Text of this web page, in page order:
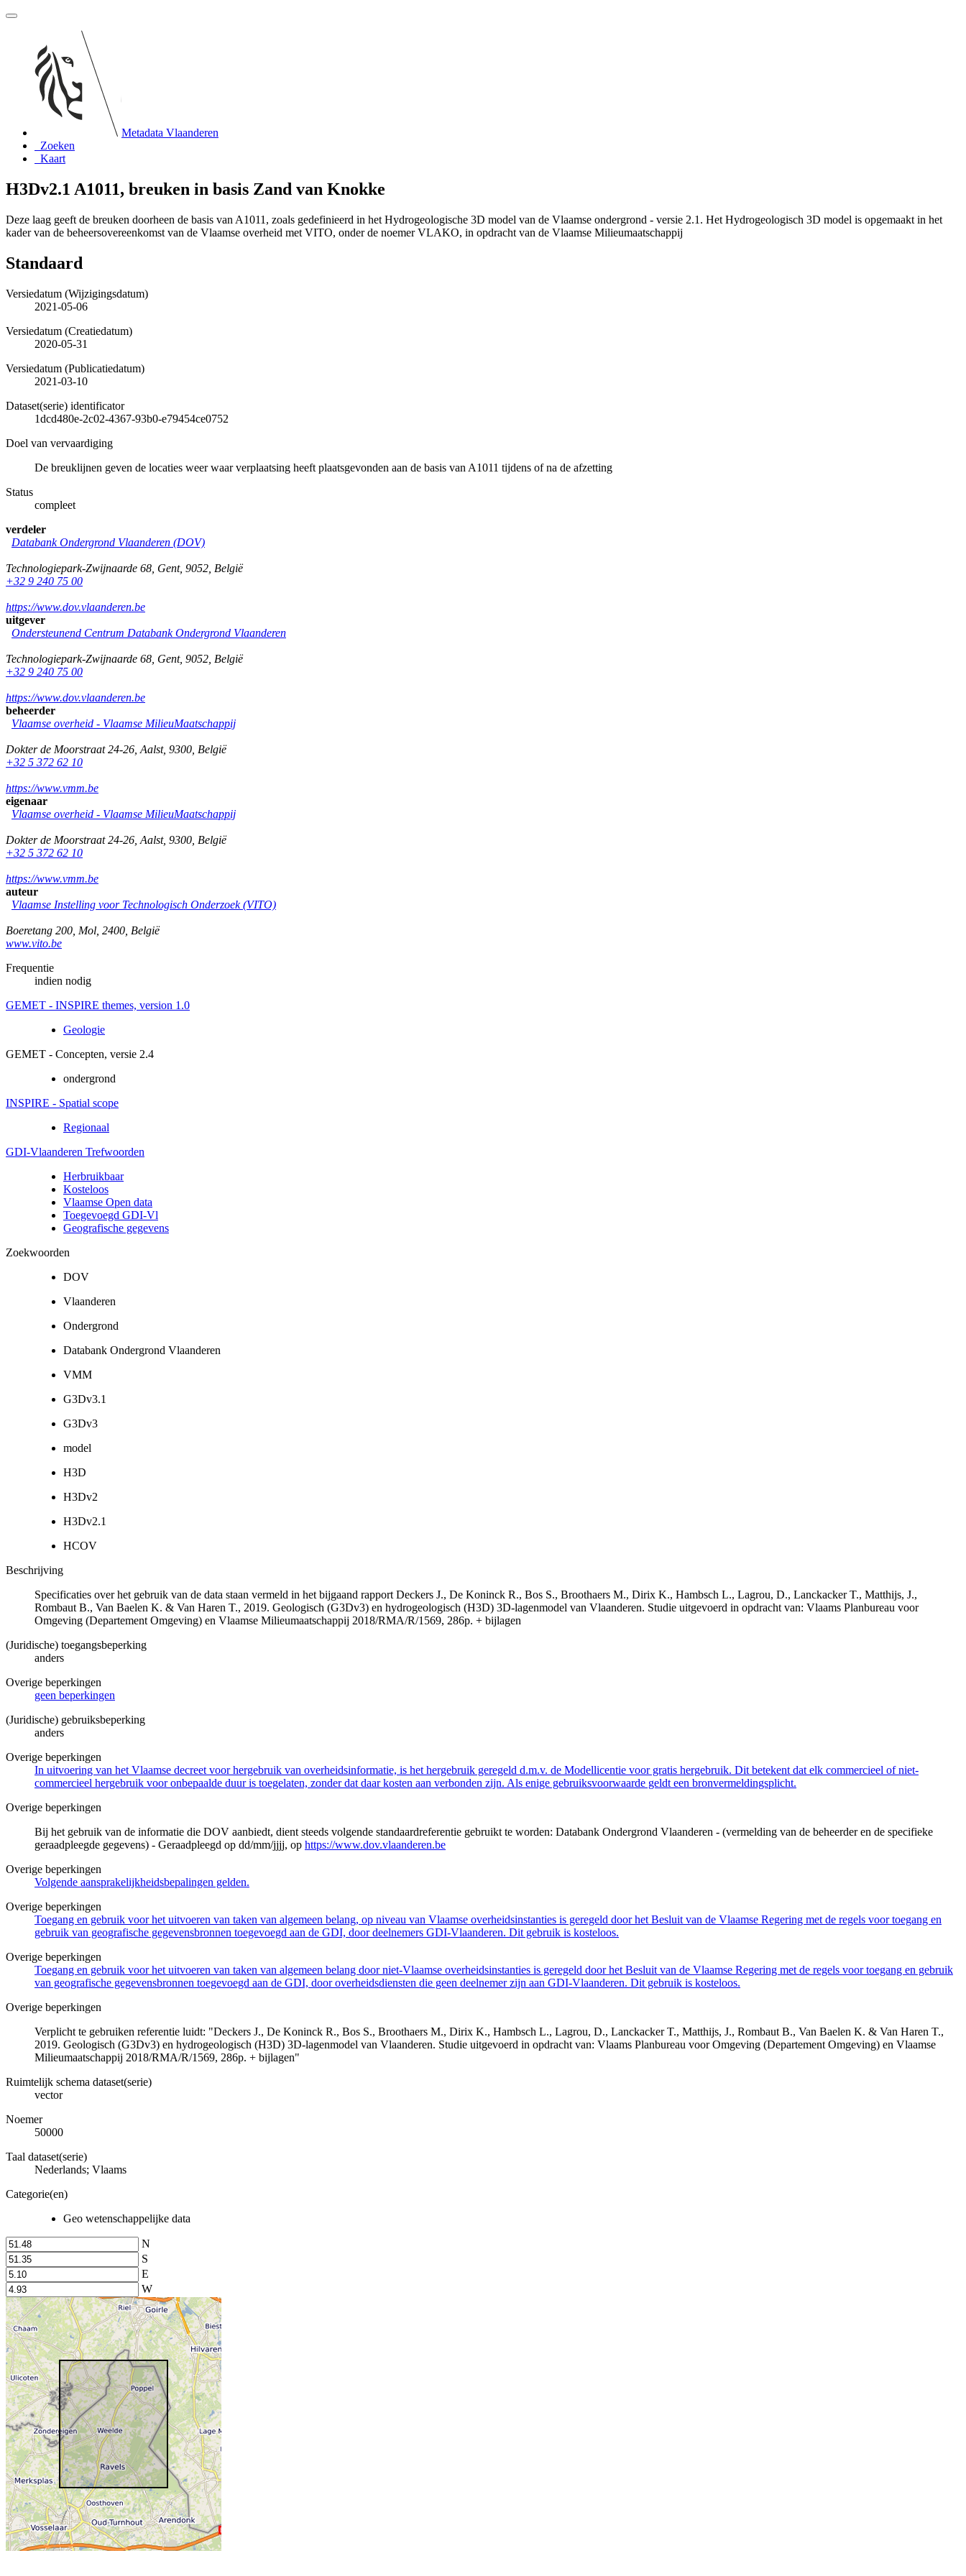
Metadata Vlaanderen
Zoeken
Kaart
H3Dv2.1 A1011, breuken in basis Zand van Knokke
Deze laag geeft de breuken doorheen de basis van A1011, zoals gedefinieerd in het Hydrogeologische 3D model van de Vlaamse ondergrond - versie 2.1. Het Hydrogeologisch 3D model is opgemaakt in het
kader van de beheersovereenkomst van de Vlaamse overheid met VITO, onder de noemer VLAKO, in opdracht van de Vlaamse Milieumaatschappij
Standaard
Versiedatum (Wijzigingsdatum)
2021-05-06
Versiedatum (Creatiedatum)
2020-05-31
Versiedatum (Publicatiedatum)
2021-03-10
Dataset(serie) identificator
1dcd480e-2c02-4367-93b0-e79454ce0752
Doel van vervaardiging
De breuklijnen geven de locaties weer waar verplaatsing heeft plaatsgevonden aan de basis van A1011 tijdens of na de afzetting
Status
compleet
verdeler
Databank Ondergrond Vlaanderen (DOV)
Technologiepark-Zwijnaarde 68 Gent, 9052 België
+32 9 240 75 00
https://www.dov.vlaanderen.be
uitgever
Ondersteunend Centrum Databank Ondergrond Vlaanderen
Technologiepark-Zwijnaarde 68 Gent, 9052 België
+32 9 240 75 00
https://www.dov.vlaanderen.be
beheerder
Vlaamse overheid - Vlaamse MilieuMaatschappij
Dokter de Moorstraat 24-26 Aalst, 9300 België
+32 5 372 62 10
https://www.vmm.be
eigenaar
Vlaamse overheid - Vlaamse MilieuMaatschappij
Dokter de Moorstraat 24-26 Aalst, 9300 België
+32 5 372 62 10
https://www.vmm.be
auteur
Vlaamse Instelling voor Technologisch Onderzoek (VITO)
Boeretang 200 Mol 2400 België
www.vito.be
Frequentie
indien nodig
GEMET - INSPIRE themes, version 1.0
Geologie
GEMET - Concepten, versie 2.4
ondergrond
INSPIRE - Spatial scope
Regionaal
GDI-Vlaanderen Trefwoorden
Herbruikbaar
Kosteloos
Vlaamse Open data
Toegevoegd GDI-Vl
Geografische gegevens
Zoekwoorden
DOV
Vlaanderen
Ondergrond
Databank Ondergrond Vlaanderen
VMM
G3Dv3.1
G3Dv3
model
H3D
H3Dv2
H3Dv2.1
HCOV
Beschrijving
Specificaties over het gebruik van de data staan vermeld in het bijgaand rapport Deckers J., De Koninck R., Bos S., Broothaers M., Dirix K., Hambsch L., Lagrou, D., Lanckacker T., Matthijs, J.,
Rombaut B., Van Baelen K. & Van Haren T., 2019. Geologisch (G3Dv3) en hydrogeologisch (H3D) 3D-lagenmodel van Vlaanderen. Studie uitgevoerd in opdracht van: Vlaams Planbureau voor
Omgeving (Departement Omgeving) en Vlaamse Milieumaatschappij 2018/RMA/R/1569, 286p. + bijlagen
(Juridische) toegangsbeperking
anders
Overige beperkingen
geen beperkingen
(Juridische) gebruiksbeperking
anders
Overige beperkingen
In uitvoering van het Vlaamse decreet voor hergebruik van overheidsinformatie, is het hergebruik geregeld d.m.v. de Modellicentie voor gratis hergebruik. Dit betekent dat elk commercieel of niet-
commercieel hergebruik voor onbepaalde duur is toegelaten, zonder dat daar kosten aan verbonden zijn. Als enige gebruiksvoorwaarde geldt een bronvermeldingsplicht.
Overige beperkingen
Bij het gebruik van de informatie die DOV aanbiedt, dient steeds volgende standaardreferentie gebruikt te worden: Databank Ondergrond Vlaanderen - (vermelding van de beheerder en de specifieke
geraadpleegde gegevens) - Geraadpleegd op dd/mm/jjjj, op https://www.dov.vlaanderen.be
Overige beperkingen
Volgende aansprakelijkheidsbepalingen gelden.
Overige beperkingen
Toegang en gebruik voor het uitvoeren van taken van algemeen belang, op niveau van Vlaamse overheidsinstanties is geregeld door het Besluit van de Vlaamse Regering met de regels voor toegang en
gebruik van geografische gegevensbronnen toegevoegd aan de GDI, door deelnemers GDI-Vlaanderen. Dit gebruik is kosteloos.
Overige beperkingen
Toegang en gebruik voor het uitvoeren van taken van algemeen belang door niet-Vlaamse overheidsinstanties is geregeld door het Besluit van de Vlaamse Regering met de regels voor toegang en gebruik
van geografische gegevensbronnen toegevoegd aan de GDI, door overheidsdiensten die geen deelnemer zijn aan GDI-Vlaanderen. Dit gebruik is kosteloos.
Overige beperkingen
Verplicht te gebruiken referentie luidt: "Deckers J., De Koninck R., Bos S., Broothaers M., Dirix K., Hambsch L., Lagrou, D., Lanckacker T., Matthijs, J., Rombaut B., Van Baelen K. & Van Haren T.,
2019. Geologisch (G3Dv3) en hydrogeologisch (H3D) 3D-lagenmodel van Vlaanderen. Studie uitgevoerd in opdracht van: Vlaams Planbureau voor Omgeving (Departement Omgeving) en Vlaamse
Milieumaatschappij 2018/RMA/R/1569, 286p. + bijlagen"
Ruimtelijk schema dataset(serie)
vector
Noemer
50000
Taal dataset(serie)
Nederlands; Vlaams
Categorie(en)
Geo wetenschappelijke data
N
S
E
W